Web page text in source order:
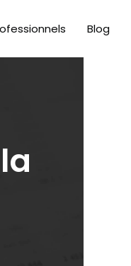
Blog